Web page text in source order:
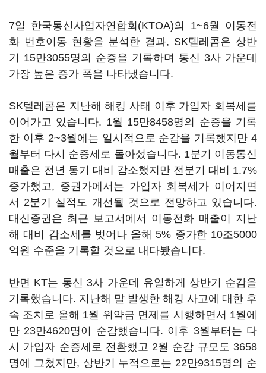
7일 한국통신사업자연합회(KTOA)의 1~6월 이동전
화 번호이동 현황을 분석한 결과, SK텔레콤은 상반
기 15만3055명의 순증을 기록하며 통신 3사 가운데
가장 높은 증가 폭을 나타냈습니다.
SK텔레콤은 지난해 해킹 사태 이후 가입자 회복세를
이어가고 있습니다. 1월 15만8458명의 순증을 기록
한 이후 2~3월에는 일시적으로 순감을 기록했지만 4
월부터 다시 순증세로 돌아섰습니다. 1분기 이동통신
매출은 전년 동기 대비 감소했지만 전분기 대비 1.7%
증가했고, 증권가에서는 가입자 회복세가 이어지면
서 2분기 실적도 개선될 것으로 전망하고 있습니다.
대신증권은 최근 보고서에서 이동전화 매출이 지난
해 대비 감소세를 벗어나 올해 5% 증가한 10조5000
억원 수준을 기록할 것으로 내다봤습니다.
반면 KT는 통신 3사 가운데 유일하게 상반기 순감을
기록했습니다. 지난해 말 발생한 해킹 사고에 대한 후
속 조치로 올해 1월 위약금 면제를 시행하면서 1월에
만 23만4620명이 순감했습니다. 이후 3월부터는 다
시 가입자 순증세로 전환했고 2월 순감 규모도 3658
명에 그쳤지만, 상반기 누적으로는 22만9315명의 순